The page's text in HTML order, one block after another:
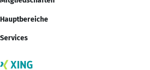
Hauptbereiche
Services